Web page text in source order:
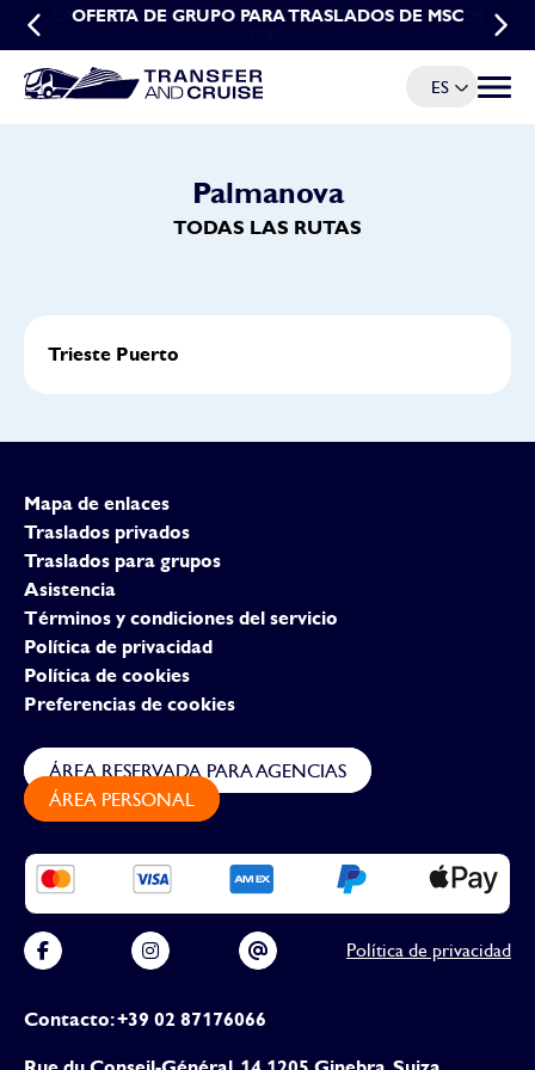
OFERTA DE GRUPO PARA TRASLADOS DE MSC
OFERTA POR RESERVAS ANTICIPADAS: TRASLADOS
ES Menú
Palmanova
TODAS LAS RUTAS
Trieste Puerto
Mapa de enlaces
Traslados privados
Traslados para grupos
Asistencia
Términos y condiciones del servicio
Política de privacidad
Política de cookies
Preferencias de cookies
Contacto: +39 02 87176066
ÁREA RESERVADA PARA AGENCIAS
ÁREA PERSONAL
Política de privacidad